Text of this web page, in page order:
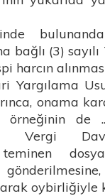
bağlı (3)
harcın
Yargılama
onama
de
Vergi
teminen
oybirliğiyle